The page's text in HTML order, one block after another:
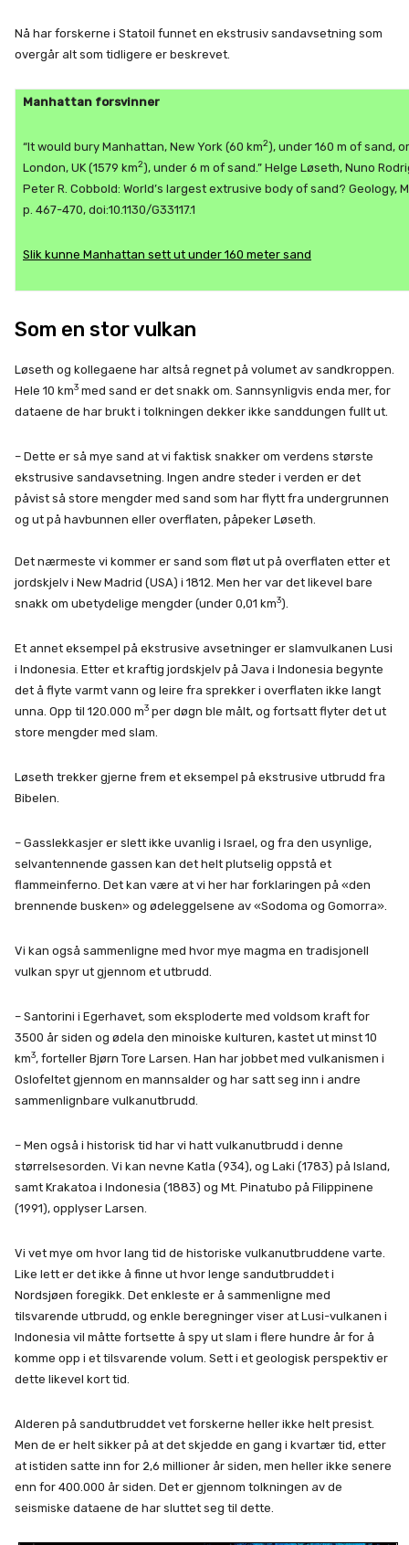
Nå har forskerne i Statoil funnet en ekstrusiv sandavsetning som
overgår alt som tidligere er beskrevet.
Manhattan forsvinner
“It would bury Manhattan, New York (60 km2), under 160 m of sand,
London, UK (1579 km2), under 6 m of sand.” Helge Løseth, Nuno
Peter R. Cobbold: World’s largest extrusive body of sand? Geology,
p. 467-470, doi:10.1130/G33117.1
Slik kunne Manhattan sett ut under 160 meter sand
Som en stor vulkan
Løseth og kollegaene har altså regnet på volumet av sandkroppen.
Hele 10 km3 med sand er det snakk om. Sannsynligvis enda mer, for
dataene de har brukt i tolkningen dekker ikke sanddungen fullt ut.
– Dette er så mye sand at vi faktisk snakker om verdens største
ekstrusive sandavsetning. Ingen andre steder i verden er det
påvist så store mengder med sand som har flytt fra undergrunnen
og ut på havbunnen eller overflaten, påpeker Løseth.
Det nærmeste vi kommer er sand som fløt ut på overflaten etter et
jordskjelv i New Madrid (USA) i 1812. Men her var det likevel bare
snakk om ubetydelige mengder (under 0,01 km3).
Et annet eksempel på ekstrusive avsetninger er slamvulkanen Lusi
i Indonesia. Etter et kraftig jordskjelv på Java i Indonesia begynte
det å flyte varmt vann og leire fra sprekker i overflaten ikke langt
unna. Opp til 120.000 m3 per døgn ble målt, og fortsatt flyter det ut
store mengder med slam.
Løseth trekker gjerne frem et eksempel på ekstrusive utbrudd fra
Bibelen.
– Gasslekkasjer er slett ikke uvanlig i Israel, og fra den usynlige,
selvantennende gassen kan det helt plutselig oppstå et
flammeinferno. Det kan være at vi her har forklaringen på «den
brennende busken» og ødeleggelsene av «Sodoma og Gomorra».
Vi kan også sammenligne med hvor mye magma en tradisjonell
vulkan spyr ut gjennom et utbrudd.
– Santorini i Egerhavet, som eksploderte med voldsom kraft for
3500 år siden og ødela den minoiske kulturen, kastet ut minst 10
km3, forteller Bjørn Tore Larsen. Han har jobbet med vulkanismen i
Oslofeltet gjennom en mannsalder og har satt seg inn i andre
sammenlignbare vulkanutbrudd.
– Men også i historisk tid har vi hatt vulkanutbrudd i denne
størrelsesorden. Vi kan nevne Katla (934), og Laki (1783) på Island,
samt Krakatoa i Indonesia (1883) og Mt. Pinatubo på Filippinene
(1991), opplyser Larsen.
Vi vet mye om hvor lang tid de historiske vulkanutbruddene varte.
Like lett er det ikke å finne ut hvor lenge sandutbruddet i
Nordsjøen foregikk. Det enkleste er å sammenligne med
tilsvarende utbrudd, og enkle beregninger viser at Lusi-vulkanen i
Indonesia vil måtte fortsette å spy ut slam i flere hundre år for å
komme opp i et tilsvarende volum. Sett i et geologisk perspektiv er
dette likevel kort tid.
Alderen på sandutbruddet vet forskerne heller ikke helt presist.
Men de er helt sikker på at det skjedde en gang i kvartær tid, etter
at istiden satte inn for 2,6 millioner år siden, men heller ikke senere
enn for 400.000 år siden. Det er gjennom tolkningen av de
seismiske dataene de har sluttet seg til dette.